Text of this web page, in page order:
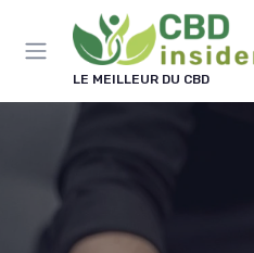
LE MEILLEUR DU CBD
Panneau de gestion des cookies